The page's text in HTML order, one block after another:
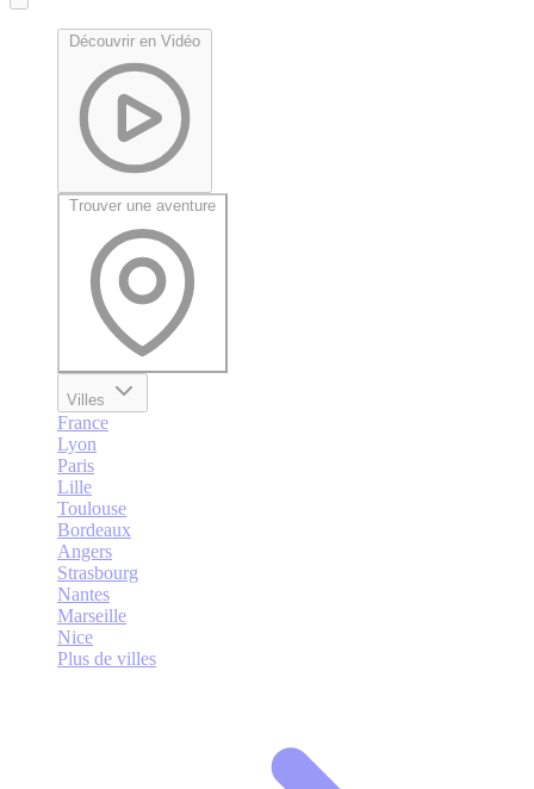
Découvrir en Vidéo
Trouver une aventure
Villes
France
Lyon
Paris
Lille
Toulouse
Bordeaux
Angers
Strasbourg
Nantes
Marseille
Nice
Plus de villes